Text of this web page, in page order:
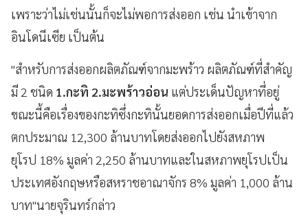
เพราะว่าไม่เช่นนั้นก็จะไม่พอการส่งออก เช่น นำเข้าจาก
อินโดนีเซีย เป็นต้น
"สำหรับการส่งออกผลิตภัณฑ์จากมะพร้าว ผลิตภัณฑ์ที่สำคัญ
มี 2 ชนิด 1.กะทิ 2.มะพร้าวอ่อน แต่ประเด็นปัญหาที่อยู่
ขณะนี้คือเรื่องของกะทิซึ่งกะทินั้นยอดการส่งออกเมื่อปีที่แล้ว
ตกประมาณ 12,300 ล้านบาทโดยส่งออกไปยังสหภาพ
ยุโรป 18% มูลค่า 2,250 ล้านบาทและในสหภาพยุโรปเป็น
ประเทศอังกฤษหรือสหราชอาณาจักร 8% มูลค่า 1,000 ล้าน
บาท"นายจุรินทร์กล่าว